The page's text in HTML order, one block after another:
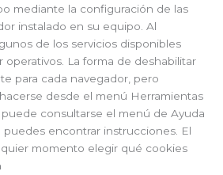
mediante la configuración de las
instalado en su equipo. Al
de los servicios disponibles
operativos. La forma de deshabilitar
para cada navegador, pero
desde el menú Herramientas
consultarse el menú de Ayuda
encontrar instrucciones. El
momento elegir qué cookies